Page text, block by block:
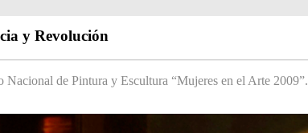
y Revolución
Nacional de Pintura y Escultura “Mujeres en el Arte 2009”.